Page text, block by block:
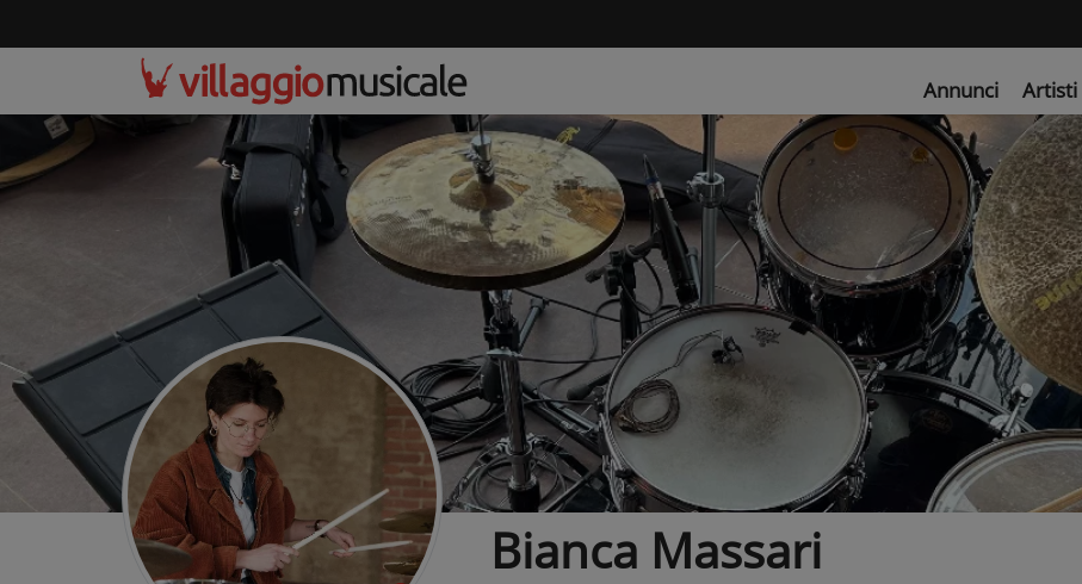
Annunci Artisti
Bianca Massari